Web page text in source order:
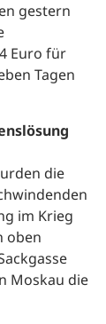
gestern
Euro für
Tagen
die
im Krieg
oben
Moskau die